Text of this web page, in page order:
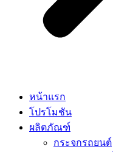
หน้าแรก
โปรโมชัน
ผลิตภัณฑ์
กระจกรถยนต์